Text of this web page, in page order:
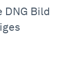
DNG Bild